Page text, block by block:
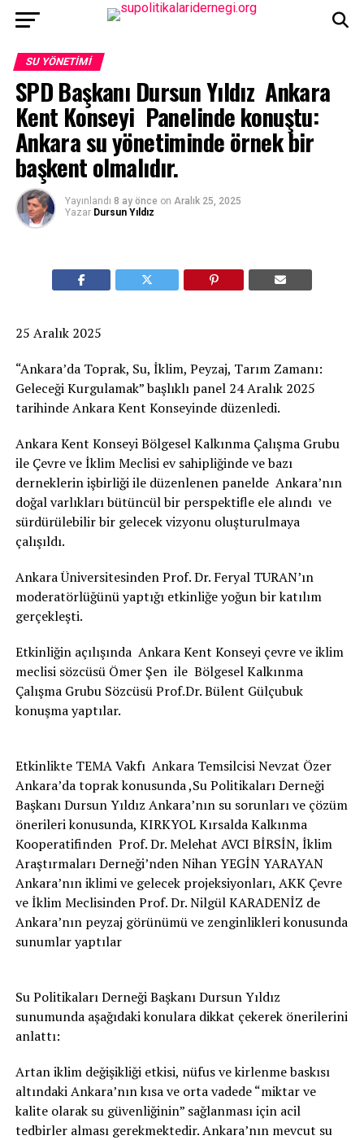
SU YÖNETIMI
SPD Başkanı Dursun Yıldız Ankara
Kent Konseyi Panelinde konuştu:
Ankara su yönetiminde örnek bir
başkent olmalıdır.
Yayınlandı 8 ay önce on Aralık 25, 2025
Yazar Dursun Yıldız
25 Aralık 2025
“Ankara’da Toprak, Su, İklim, Peyzaj, Tarım Zamanı:
Geleceği Kurgulamak” başlıklı panel 24 Aralık 2025
tarihinde Ankara Kent Konseyinde düzenledi.
Ankara Kent Konseyi Bölgesel Kalkınma Çalışma Grubu
ile Çevre ve İklim Meclisi ev sahipliğinde ve bazı
derneklerin işbirliği ile düzenlenen panelde Ankara’nın
doğal varlıkları bütüncül bir perspektifle ele alındı ve
sürdürülebilir bir gelecek vizyonu oluşturulmaya
çalışıldı.
Ankara Üniversitesinden Prof. Dr. Feryal TURAN’ın
moderatörlüğünü yaptığı etkinliğe yoğun bir katılım
gerçekleşti.
Etkinliğin açılışında Ankara Kent Konseyi çevre ve iklim
meclisi sözcüsü Ömer Şen ile Bölgesel Kalkınma
Çalışma Grubu Sözcüsü Prof.Dr. Bülent Gülçubuk
konuşma yaptılar.
Etkinlikte TEMA Vakfı Ankara Temsilcisi Nevzat Özer
Ankara’da toprak konusunda ,Su Politikaları Derneği
Başkanı Dursun Yıldız Ankara’nın su sorunları ve çözüm
önerileri konusunda, KIRKYOL Kırsalda Kalkınma
Kooperatifinden Prof. Dr. Melehat AVCI BİRSİN, İklim
Araştırmaları Derneği’nden Nihan YEGİN YARAYAN
Ankara’nın iklimi ve gelecek projeksiyonları, AKK Çevre
ve İklim Meclisinden Prof. Dr. Nilgül KARADENİZ de
Ankara’nın peyzaj görünümü ve zenginlikleri konusunda
sunumlar yaptılar
Su Politikaları Derneği Başkanı Dursun Yıldız
sunumunda aşağıdaki konulara dikkat çekerek önerilerini
anlattı:
Artan iklim değişikliği etkisi, nüfus ve kirlenme baskısı
altındaki Ankara’nın kısa ve orta vadede “miktar ve
kalite olarak su güvenliğinin” sağlanması için acil
tedbirler alması gerekmektedir. Ankara’nın mevcut su